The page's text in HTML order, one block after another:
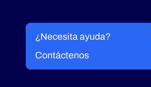
¿Necesita ayuda?
Contáctenos